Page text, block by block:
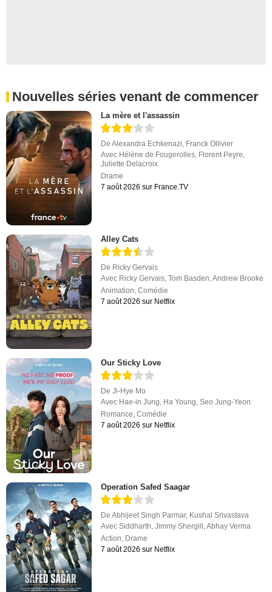
Nouvelles séries venant de commencer
La mère et l'assassin
DeAlexandra Echkenazi Franck Ollivier
Avec Hélène de Fougerolles Florent Peyre
Juliette Delacroix
Drame
7 août 2026 sur France.TV
Alley Cats
De Ricky Gervais
Avec Ricky Gervais,Tom Basden,Andrew Brooke
Animation,Comédie
7 août 2026 sur Netflix
Our Sticky Love
DeJi-Hye Mo
Avec Hae-in Jung, Ha Young,Seo Jung-Yeon
Romance,Comédie
7 août 2026 sur Netflix
Operation Safed Saagar
DeAbhijeet Singh Parmar, Kushal Srivastava
AvecSiddharth ,Jimmy Shergill ,Abhay Verma
Action Drame
7 août 2026 sur Netflix